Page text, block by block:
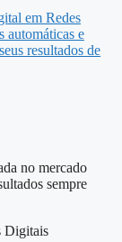
em Redes
automáticas e
resultados de
no mercado
sempre